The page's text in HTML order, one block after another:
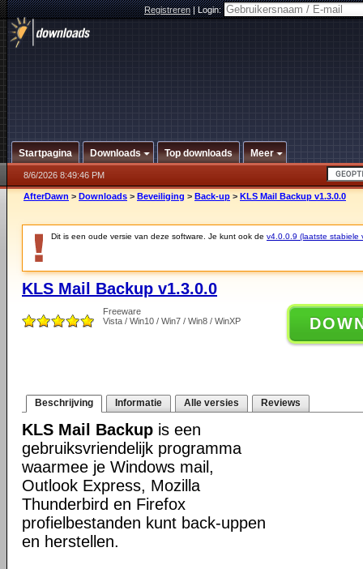
Registreren|Login:
Startpagina Downloads Top downloads Meer
8/6/2026 8:49:46 PM
AfterDawn > Downloads > Beveiliging > Back-up > KLS Mail Backup v1.3.0.0
Dit is een oude versie van deze software. Je kunt ook de v4.0.0.9 (laatste stabiele
KLS Mail Backup v1.3.0.0
Freeware
Vista / Win10 / Win7 / Win8 / WinXP
Beschrijving Informatie Alle versies Reviews
KLS Mail Backup is een
gebruiksvriendelijk programma
waarmee je Windows mail,
Outlook Express, Mozilla
Thunderbird en Firefox
profielbestanden kunt back-uppen
en herstellen.